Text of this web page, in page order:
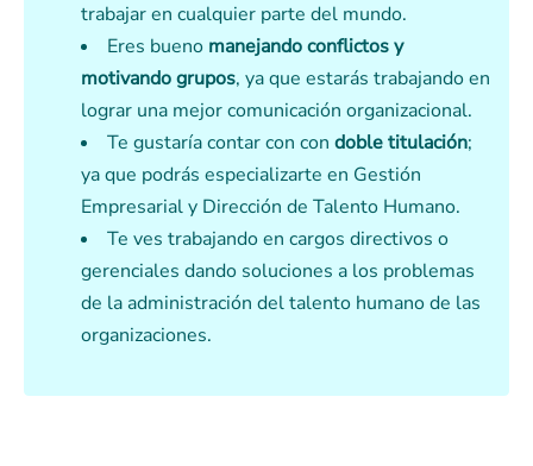
trabajar en cualquier parte del mundo.
Eres bueno manejando conflictos y
motivando grupos, ya que estarás trabajando en
lograr una mejor comunicación organizacional.
Te gustaría contar con con doble titulación;
ya que podrás especializarte en Gestión
Empresarial y Dirección de Talento Humano.
Te ves trabajando en cargos directivos o
gerenciales dando soluciones a los problemas
de la administración del talento humano de las
organizaciones.